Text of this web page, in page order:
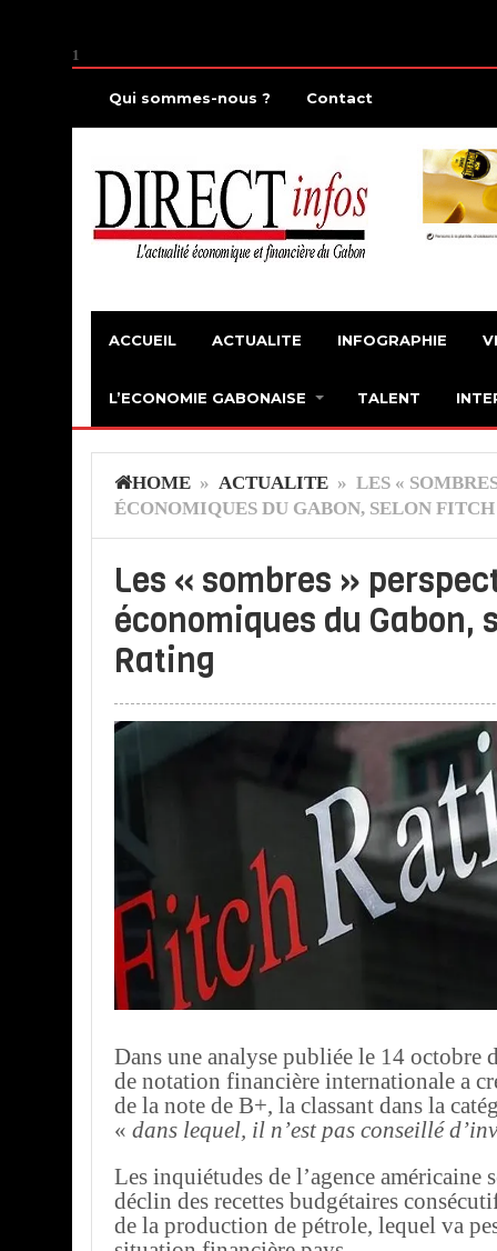
1
Qui sommes-nous ? Contact
ACCUEIL ACTUALITE INFOGRAPHIE
L’ECONOMIE GABONAISE TALENT
HOME » ACTUALITE » LES «
ÉCONOMIQUES DU GABON, SELON
Les « sombres »
économiques du Gabon,
Rating
Dans une analyse publiée le 14 octobre
de notation financière internationale a
de la note de B+, la classant dans la
« dans lequel, il n’est pas conseillé
Les inquiétudes de l’agence américaine
déclin des recettes budgétaires
de la production de pétrole, lequel va